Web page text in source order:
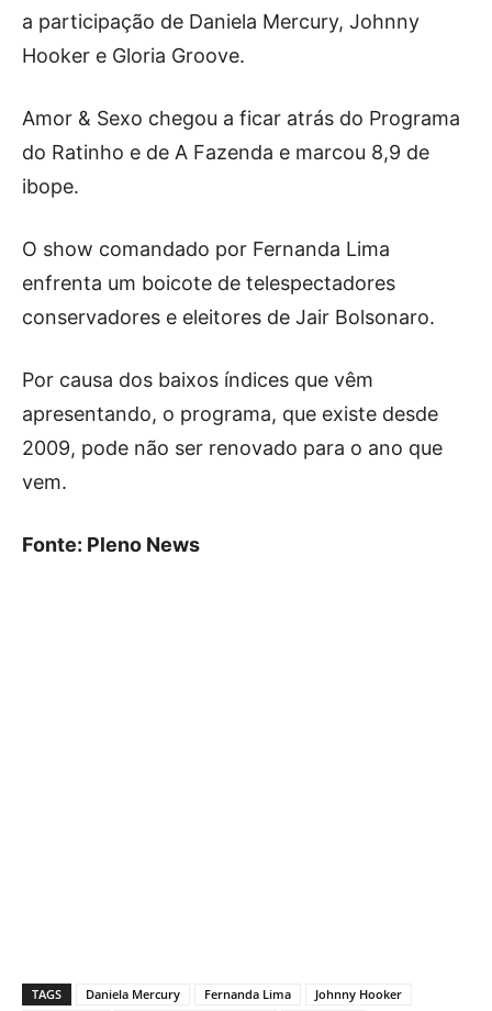
a participação de Daniela Mercury, Johnny
Hooker e Gloria Groove.
Amor & Sexo chegou a ficar atrás do Programa
do Ratinho e de A Fazenda e marcou 8,9 de
ibope.
O show comandado por Fernanda Lima
enfrenta um boicote de telespectadores
conservadores e eleitores de Jair Bolsonaro.
Por causa dos baixos índices que vêm
apresentando, o programa, que existe desde
2009, pode não ser renovado para o ano que
vem.
Fonte: Pleno News
TAGS Daniela Mercury Fernanda Lima Johnny Hooker